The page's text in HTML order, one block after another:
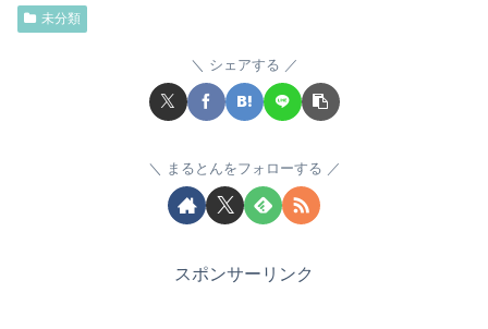
未分類
シェアする
まるとんをフォローする
スポンサーリンク